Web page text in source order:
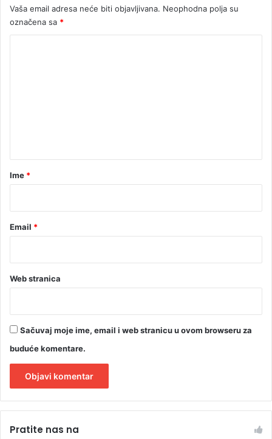
Vaša email adresa neće biti objavljivana. Neophodna polja su
označena sa *
rIme *
Email *
Web stranica
Sačuvaj moje ime, email i web stranicu u ovom browseru za
buduće komentare.
tPratite nas na